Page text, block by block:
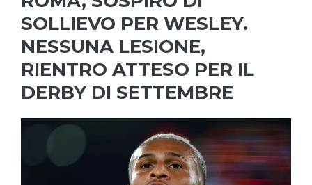
SOLLIEVO PER WESLEY.
NESSUNA LESIONE,
RIENTRO ATTESO PER IL
DERBY DI SETTEMBRE